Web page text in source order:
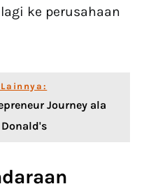
ke perusahaan
Journey ala